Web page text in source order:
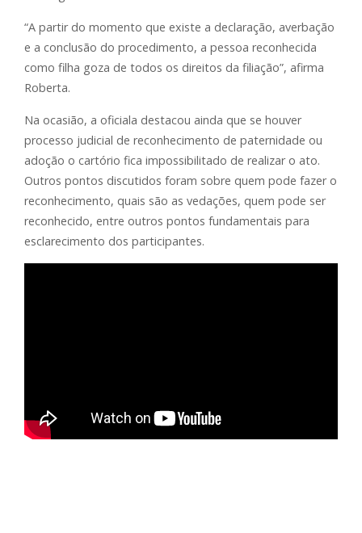
“A partir do momento que existe a declaração, averbação
e a conclusão do procedimento, a pessoa reconhecida
como filha goza de todos os direitos da filiação”, afirma
Roberta.
Na ocasião, a oficiala destacou ainda que se houver
processo judicial de reconhecimento de paternidade ou
adoção o cartório fica impossibilitado de realizar o ato.
Outros pontos discutidos foram sobre quem pode fazer o
reconhecimento, quais são as vedações, quem pode ser
reconhecido, entre outros pontos fundamentais para
esclarecimento dos participantes.